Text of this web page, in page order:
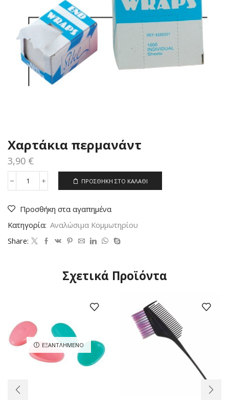
Χαρτάκια περμανάντ
3,90 €
Χαρτάκια
ΠΡΟΣΘΉΚΗ ΣΤΟ ΚΑΛΆΘΙ
Προσθήκη στα αγαπημένα
Κατηγορία: Αναλώσιμα Κομμωτηρίου
Share:
Σχετικά Προϊόντα
ΕΞΑΝΤΛΗΜΈΝΟ